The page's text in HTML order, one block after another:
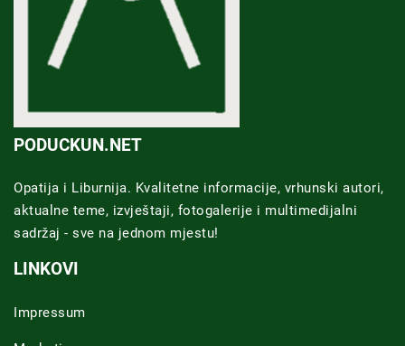
PODUCKUN.NET
Opatija i Liburnija. Kvalitetne informacije, vrhunski autori,
aktualne teme, izvještaji, fotogalerije i multimedijalni
sadržaj - sve na jednom mjestu!
LINKOVI
Impressum